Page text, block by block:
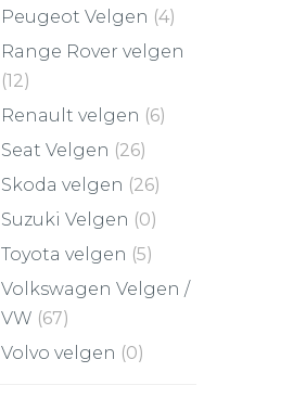
Peugeot Velgen (4)
Range Rover velgen
(12)
Renault velgen (6)
Seat Velgen (26)
Skoda velgen (26)
Suzuki Velgen (0)
Toyota velgen (5)
Volkswagen Velgen /
VW (67)
Volvo velgen (0)